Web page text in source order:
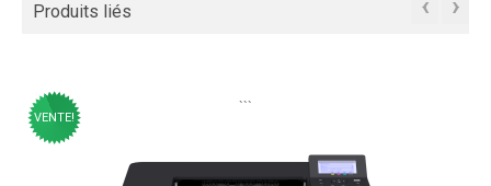
Produits liés
```
VENTE!